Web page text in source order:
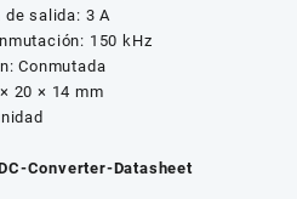
de salida: 3 A
150 kHz
Conmutada
20 × 14 mm
Converter-Datasheet